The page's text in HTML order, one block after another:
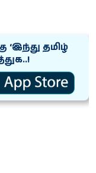
‘இந்து தமிழ்